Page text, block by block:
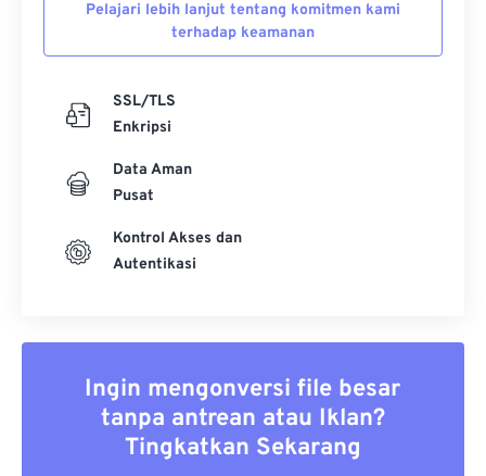
Pelajari lebih lanjut tentang komitmen kami
terhadap keamanan
SSL/TLS
Enkripsi
Data Aman
Pusat
Kontrol Akses dan
Autentikasi
Ingin mengonversi file besar
tanpa antrean atau Iklan?
Tingkatkan Sekarang